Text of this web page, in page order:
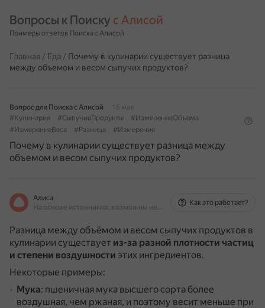
Вопросы к Поиску с Алисой
Примеры ответов Поиска с Алисой
Главная / Еда / Почему в кулинарии существует разница
между объемом и весом сыпучих продуктов?
Вопрос для Поиска с Алисой
16 мая
#Кулинария
#СыпучиеПродукты
#ИзмерениеОбъема
#ИзмерениеВеса
#Разница #Измерение
Почему в кулинарии существует разница между
объемом и весом сыпучих продуктов?
Алиса
На основе источников, возможны неточности
Как это работает?
Разница между объёмом и весом сыпучих продуктов в
кулинарии существует из-за разной плотности частиц
и степени воздушности этих ингредиентов.
Некоторые примеры:
Мука: пшеничная мука высшего сорта более
воздушная, чем ржаная, и поэтому весит меньше при